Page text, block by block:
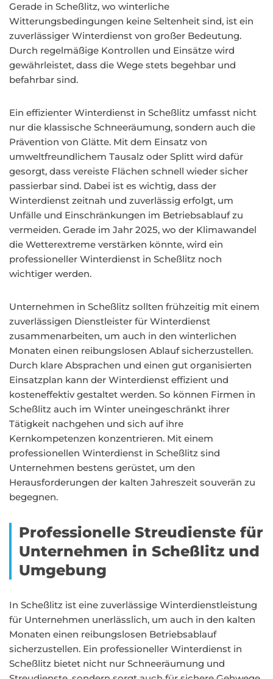
Gerade in Scheßlitz, wo winterliche
Witterungsbedingungen keine Seltenheit sind, ist ein
zuverlässiger Winterdienst von großer Bedeutung.
Durch regelmäßige Kontrollen und Einsätze wird
gewährleistet, dass die Wege stets begehbar und
befahrbar sind.
Ein effizienter Winterdienst in Scheßlitz umfasst nicht
nur die klassische Schneeräumung, sondern auch die
Prävention von Glätte. Mit dem Einsatz von
umweltfreundlichem Tausalz oder Splitt wird dafür
gesorgt, dass vereiste Flächen schnell wieder sicher
passierbar sind. Dabei ist es wichtig, dass der
Winterdienst zeitnah und zuverlässig erfolgt, um
Unfälle und Einschränkungen im Betriebsablauf zu
vermeiden. Gerade im Jahr 2025, wo der Klimawandel
die Wetterextreme verstärken könnte, wird ein
professioneller Winterdienst in Scheßlitz noch
wichtiger werden.
Unternehmen in Scheßlitz sollten frühzeitig mit einem
zuverlässigen Dienstleister für Winterdienst
zusammenarbeiten, um auch in den winterlichen
Monaten einen reibungslosen Ablauf sicherzustellen.
Durch klare Absprachen und einen gut organisierten
Einsatzplan kann der Winterdienst effizient und
kosteneffektiv gestaltet werden. So können Firmen in
Scheßlitz auch im Winter uneingeschränkt ihrer
Tätigkeit nachgehen und sich auf ihre
Kernkompetenzen konzentrieren. Mit einem
professionellen Winterdienst in Scheßlitz sind
Unternehmen bestens gerüstet, um den
Herausforderungen der kalten Jahreszeit souverän zu
begegnen.
Professionelle Streudienste für
Unternehmen in Scheßlitz und
Umgebung
In Scheßlitz ist eine zuverlässige Winterdienstleistung
für Unternehmen unerlässlich, um auch in den kalten
Monaten einen reibungslosen Betriebsablauf
sicherzustellen. Ein professioneller Winterdienst in
Scheßlitz bietet nicht nur Schneeräumung und